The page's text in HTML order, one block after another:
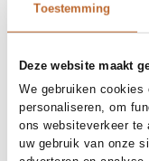
Toestemming
Deze website maakt
We gebruiken
personaliseren, om
ons websiteverkeer te
uw gebruik van onze